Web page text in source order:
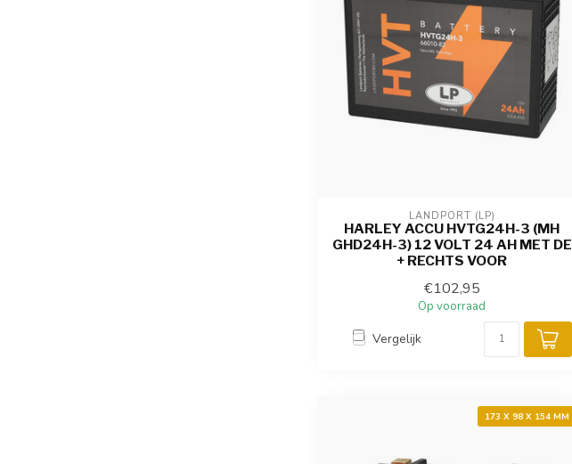
LANDPORT (LP)
HARLEY ACCU HVTG24H-3 (MH
GHD24H-3) 12 VOLT 24 AH MET DE
+ RECHTS VOOR
€102,95
Op voorraad
Vergelijk
173 X 98 X 154 MM